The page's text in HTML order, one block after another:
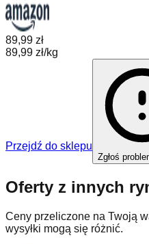
89,99 zł
89,99 zł/kg
Przejdź do sklepu
Zgłoś
Oferty z innych
Ceny przeliczone na Twoją
wysyłki mogą się różnić.